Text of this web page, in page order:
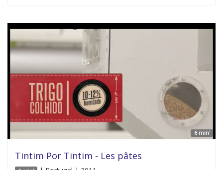
6 min'
Tintim Por Tintim - Les pâtes